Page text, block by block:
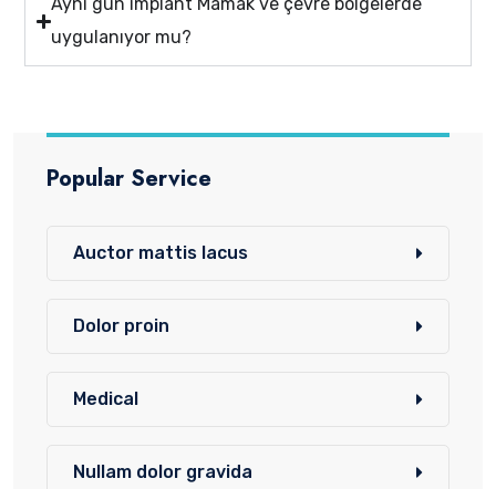
uygulanıyor mu?
Popular Service
Auctor mattis lacus
Dolor proin
Medical
Nullam dolor gravida